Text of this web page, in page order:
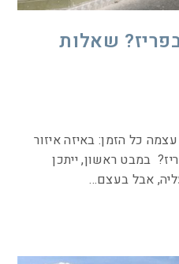
שאלות
כל הזמן: באיזה איזור
במבט ראשון, ייתכן
אבל בעצם…